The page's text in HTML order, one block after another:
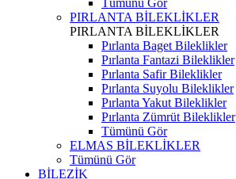
Tümünü Gör
PIRLANTA BİLEKLİKLER
PIRLANTA BİLEKLİKLER
Pırlanta Baget Bileklikler
Pırlanta Fantazi Bileklikler
Pırlanta Safir Bileklikler
Pırlanta Suyolu Bileklikler
Pırlanta Yakut Bileklikler
Pırlanta Zümrüt Bileklikler
Tümünü Gör
ELMAS BİLEKLİKLER
Tümünü Gör
BİLEZİK